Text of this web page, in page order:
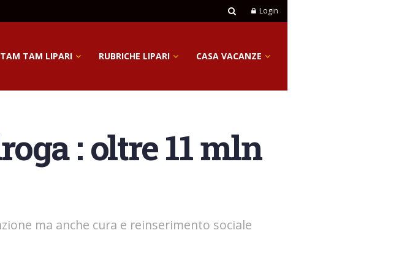
Login
TAM TAM LIPARI RUBRICHE LIPARI CASA VACANZE
: oltre 11 mln
ma anche cura e reinserimento sociale